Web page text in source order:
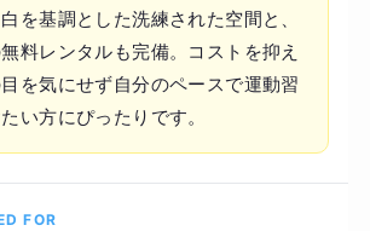
を基調とした洗練された空間と、
料レンタルも完備。コストを抑え
を気にせず自分のペースで運動習
い方にぴったりです。
FOR